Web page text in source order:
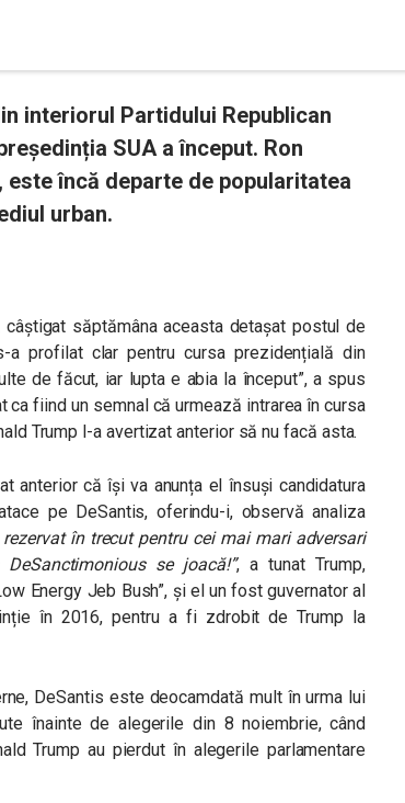
interiorul Partidului Republican
SUA a început. Ron
încă departe de popularitatea
urban.
săptămâna aceasta detașat postul de
a profilat clar pentru cursa prezidențială din
de făcut, iar lupta e abia la început”, a spus
ca fiind un semnal că urmează intrarea în cursa
Trump l-a avertizat anterior să nu facă asta.
anterior că își va anunța el însuși candidatura
pe DeSantis, oferindu-i, observă analiza
în trecut pentru cei mai mari adversari
se joacă!”, a tunat Trump,
Energy Jeb Bush”, și el un fost guvernator al
în 2016, pentru a fi zdrobit de Trump la
DeSantis este deocamdată mult în urma lui
înainte de alegerile din 8 noiembrie, când
Trump au pierdut în alegerile parlamentare